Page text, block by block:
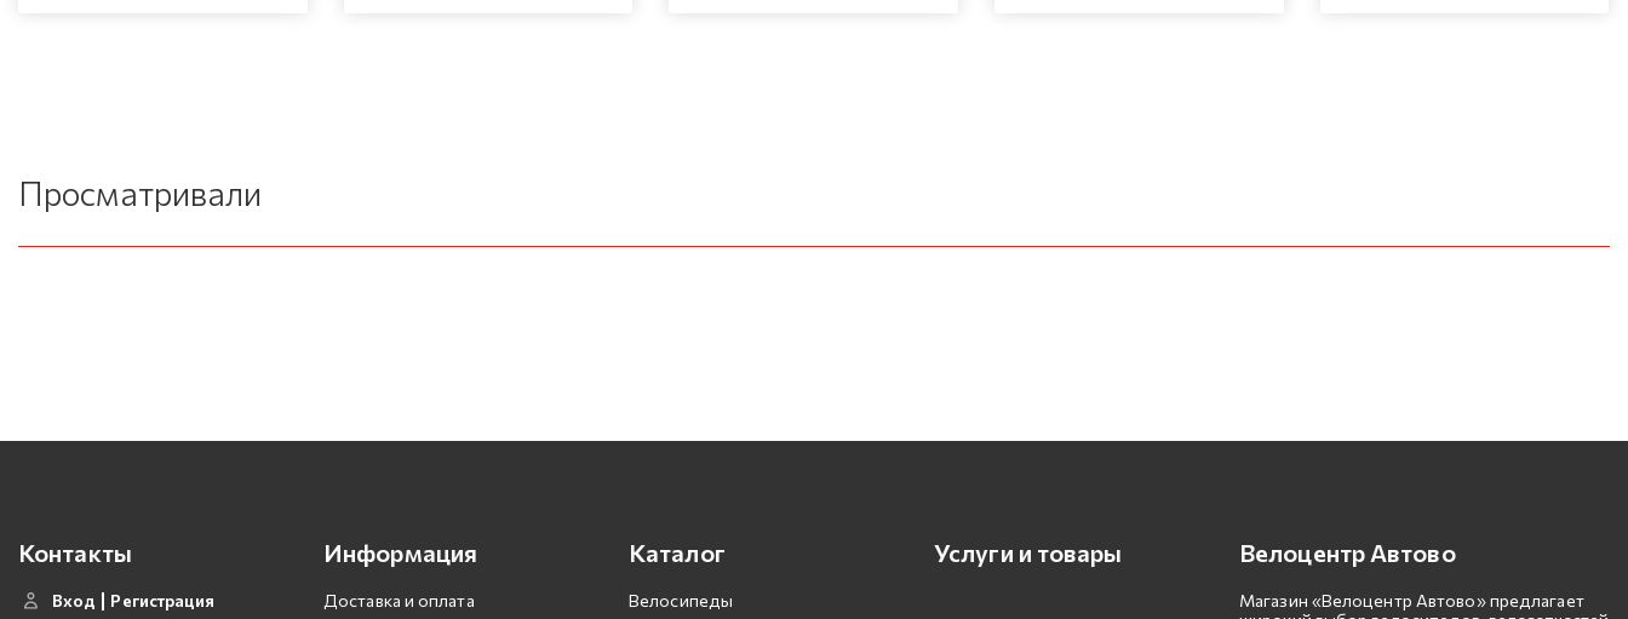
Просматривали
Контакты
Вход Регистрация
Информация
Доставка и оплата
Каталог
Велосипеды
Услуги и товары Велоцентр Автово
Магазин «Велоцентр Автово» предлагает